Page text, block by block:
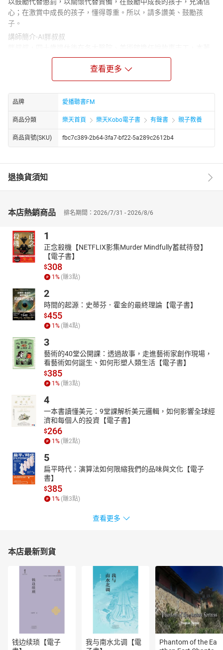
心；在激賞中成長的孩子，懂得尊重。所以，請多讚美、鼓勵孩
子。
講師簡介-AI胖叔叔
為社會盡份心力的初衷，唱作俱佳、靈活生動的又饒富創意的演繹
方式，毫不意外地火速成為了超受大朋友小孩子喜愛的「說故事叔
叔」，更在2021 世界說故事錦標賽，獲得冠軍。
爐火純青的說故事功力，使胖叔叔不只曾經受邀至泰國、澳門、蘇
州星兒親子、北京等地作說故事培訓，更連三年受邀在北京「國家
大劇院」和國交音樂家們搭配合作「說故事音樂會」，以傳統民間
傳說故事搭配國樂引起廣大迴響！
胖叔叔詮釋故事精彩絕倫，聽過的朋友有口皆碑，這回與AI新技術
合作，以他的AI人聲，為孩子們解說更多百科內容，說出更多的趣
幼福公司創立至今，數度榮獲金鼎獎及好書大讀、最佳健康讀物、
最佳優良品質等奬項。我們秉持著統一集團前總裁林蒼生先生的期
閱讀習慣｣，｢追求企業永續經營及成長｣，並不斷朝食物教育、素養
讓孩子在愉快的童年中學習，目前已 是臺灣親子、家庭教育與學習
領域的前茅。
作者簡介-雅婷智慧
雅婷智慧作為實踐與推動台灣人工智慧實驗室(Taiwan AI Labs) 人機
互動應用的重要橋樑，聚焦企業與使用者需求，專注於人機介面創
新，開發涵蓋語音、藝術與音樂創作、網路資訊安全、生成式AI等
應用領域，致力打造最適宜使用的AI人機工具。
章節：
01你永遠可以更棒
02當我無法解決問題時，怎麼辦？
03請肯定自己
04你是勇敢的人嗎？
05有人討厭你，不代表你沒勇氣
06把困境當朋友，你會得到進步
07簡單的事重複做就會熟練
08失敗是下一次成功的經驗
查看更多
品牌 愛播聽書FM
商品分類 樂天首頁 樂天Kobo電子書 有聲書 親子教養
商品貨號(SKU) fbc7c389-2b64-3fa7-bf22-5a289c2612b4
退換貨須知
本店熱銷商品 排名期間：2026/7/31 - 2026/8/6
1
正念殺機【NETFLIX影集Murder Mindfully蓄弒待發】
【電子書】
$308
1 % (賺3點)
2
時間的起源：史蒂芬．霍金的最終理論【電子書】
$455
1 % (賺4點)
3
藝術的40堂公開課：透過故事，走進藝術家創作現場，
看藝術如何誕生、如何形塑人類生活【電子書】
$385
1 % (賺3點)
4
一本書讀懂美元：9堂課解析美元邏輯，如何影響全球經
濟和每個人的投資【電子書】
$266
1 % (賺2點)
5
扁平時代：演算法如何限縮我們的品味與文化【電子
書】
$385
1 % (賺3點)
查看更多
本店最新到貨
钱边续琐【電子
我与南水北调【電
Phantom of the Ea